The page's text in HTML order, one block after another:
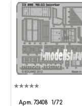
Арт. 73408 1/72